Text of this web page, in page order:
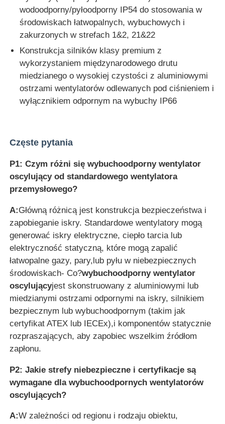
wodoodporny/pyłoodporny IP54 do stosowania w
środowiskach łatwopalnych, wybuchowych i
zakurzonych w strefach 1&2, 21&22
Konstrukcja silników klasy premium z
wykorzystaniem międzynarodowego drutu
miedzianego o wysokiej czystości z aluminiowymi
ostrzami wentylatorów odlewanych pod ciśnieniem i
wyłącznikiem odpornym na wybuchy IP66
Częste pytania
P1: Czym różni się wybuchoodporny wentylator
oscylujący od standardowego wentylatora
przemysłowego?
A:Główną różnicą jest konstrukcja bezpieczeństwa i
zapobieganie iskry. Standardowe wentylatory mogą
generować iskry elektryczne, ciepło tarcia lub
elektryczność statyczną, które mogą zapalić
łatwopalne gazy, pary,lub pyłu w niebezpiecznych
środowiskach- Co?wybuchoodporny wentylator
oscylującyjest skonstruowany z aluminiowymi lub
miedzianymi ostrzami odpornymi na iskry, silnikiem
bezpiecznym lub wybuchoodpornym (takim jak
certyfikat ATEX lub IECEx),i komponentów statycznie
rozpraszających, aby zapobiec wszelkim źródłom
zapłonu.
P2: Jakie strefy niebezpieczne i certyfikacje są
wymagane dla wybuchoodpornych wentylatorów
oscylujących?
A:W zależności od regionu i rodzaju obiektu,